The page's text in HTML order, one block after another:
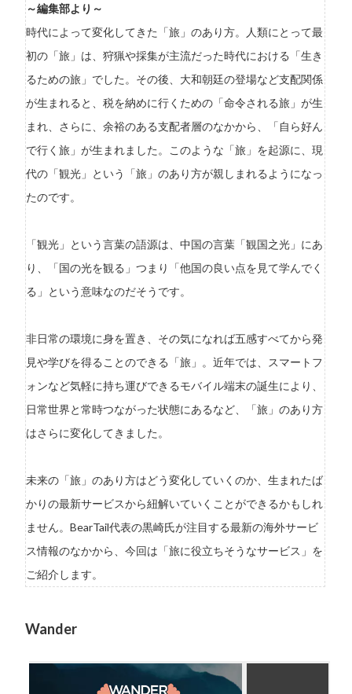
～編集部より～
時代によって変化してきた「旅」のあり方。人類にとって最
初の「旅」は、狩猟や採集が主流だった時代における「生き
るための旅」でした。その後、大和朝廷の登場など支配関係
が生まれると、税を納めに行くための「命令される旅」が生
まれ、さらに、余裕のある支配者層のなかから、「自ら好ん
で行く旅」が生まれました。このような「旅」を起源に、現
代の「観光」という「旅」のあり方が親しまれるようになっ
たのです。
「観光」という言葉の語源は、中国の言葉「観国之光」にあ
り、「国の光を観る」つまり「他国の良い点を見て学んでく
る」という意味なのだそうです。
非日常の環境に身を置き、その気になれば五感すべてから発
見や学びを得ることのできる「旅」。近年では、スマートフ
ォンなど気軽に持ち運びできるモバイル端末の誕生により、
日常世界と常時つながった状態にあるなど、「旅」のあり方
はさらに変化してきました。
未来の「旅」のあり方はどう変化していくのか、生まれたば
かりの最新サービスから紐解いていくことができるかもしれ
ません。BearTail代表の黒崎氏が注目する最新の海外サービ
ス情報のなかから、今回は「旅に役立ちそうなサービス」を
ご紹介します。
Wander